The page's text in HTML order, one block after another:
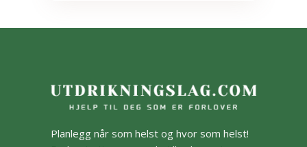
Planlegg når som helst og hvor som helst!